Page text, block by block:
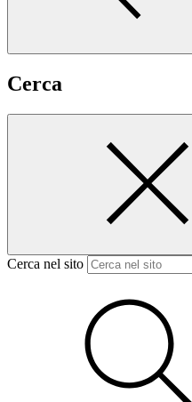
Cerca
Cerca nel sito